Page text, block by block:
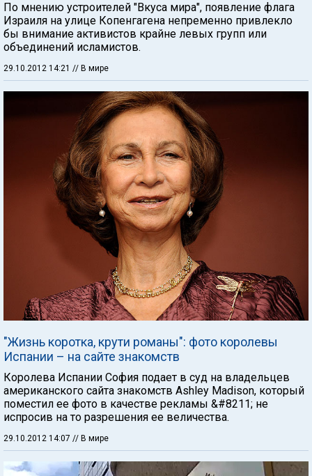
По мнению устроителей "Вкуса мира", появление флага
Израиля на улице Копенгагена непременно привлекло
бы внимание активистов крайне левых групп или
объединений исламистов.
29.10.2012 14:21 // В мире
"Жизнь коротка, крути романы": фото королевы
Испании – на сайте знакомств
Королева Испании София подает в суд на владельцев
американского сайта знакомств Ashley Madison, который
поместил ее фото в качестве рекламы &#8211; не
испросив на то разрешения ее величества.
29.10.2012 14:07 // В мире